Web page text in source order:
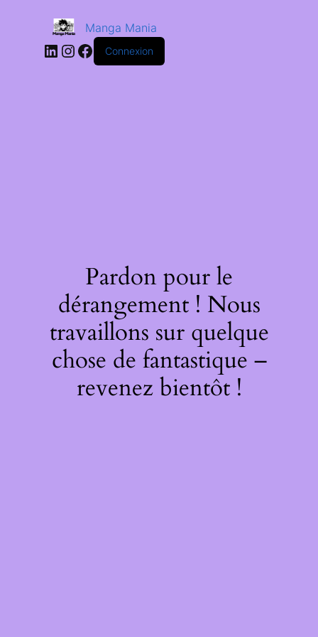
Manga Mania
Connexion
Pardon pour le
dérangement ! Nous
travaillons sur quelque
chose de fantastique –
revenez bientôt !